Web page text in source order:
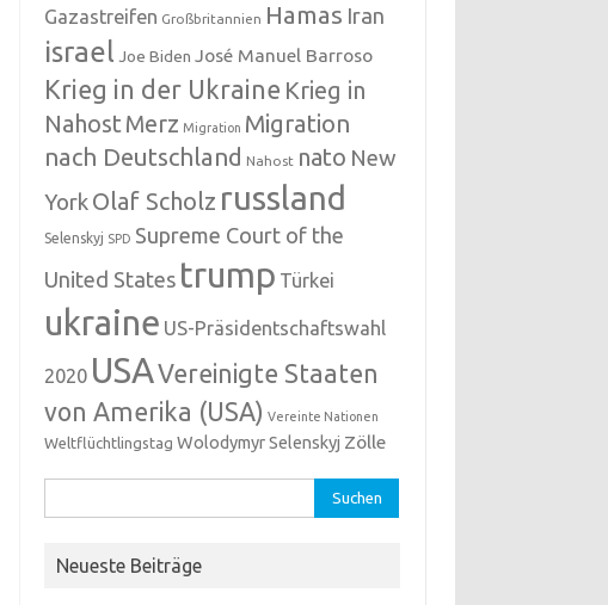
Gazastreifen Großbritannien Hamas Iran
israel Joe Biden José Manuel Barroso
Krieg in der Ukraine Krieg in
NahostMerz Migration Migration
nach Deutschland Nahost nato New
YorkOlaf Scholz russland
Selenskyj SPD Supreme Court of the
United States trump Türkei
ukraine US-Präsidentschaftswahl
2020 USAVereinigte Staaten
von Amerika (USA) Vereinte Nationen
Weltflüchtlingstag Wolodymyr Selenskyj Zölle
nach:
Neueste Beiträge